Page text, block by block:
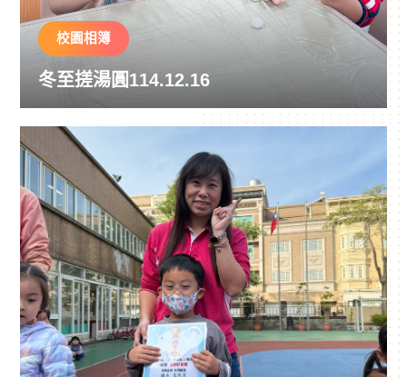
校園相簿
冬至搓湯圓114.12.16